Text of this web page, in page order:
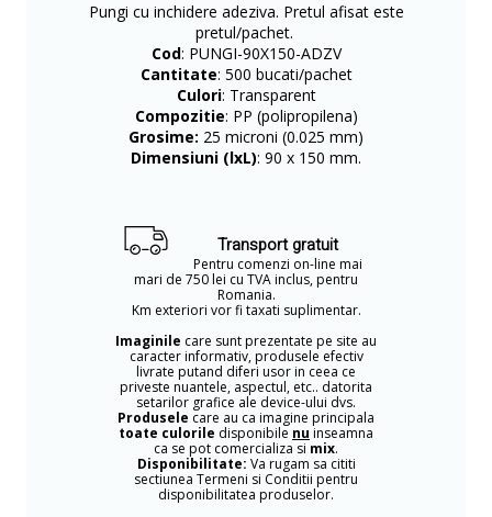
Pungi cu inchidere adeziva. Pretul afisat este
pretul/pachet.
Cod: PUNGI-90X150-ADZV
Cantitate: 500 bucati/pachet
Culori: Transparent
Compozitie: PP (polipropilena)
Grosime: 25 microni (0.025 mm)
Dimensiuni (lxL): 90 x 150 mm.
Transport gratuit
Pentru comenzi on-line mai
mari de 750 lei cu TVA inclus, pentru
Romania.
Km exteriori vor fi taxati suplimentar.
Imaginile care sunt prezentate pe site au
caracter informativ, produsele efectiv
livrate putand diferi usor in ceea ce
priveste nuantele, aspectul, etc.. datorita
setarilor grafice ale device-ului dvs.
Produsele care au ca imagine principala
toate culorile disponibile nu inseamna
ca se pot comercializa si mix.
Disponibilitate: Va rugam sa cititi
sectiunea Termeni si Conditii pentru
disponibilitatea produselor.